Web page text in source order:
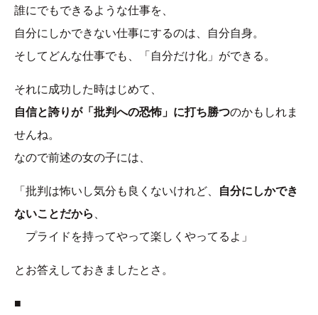
誰にでもできるような仕事を、
自分にしかできない仕事にするのは、自分自身。
そしてどんな仕事でも、「自分だけ化」ができる。
それに成功した時はじめて、
自信と誇りが「批判への恐怖」に打ち勝つのかもしれま
せんね。
なので前述の女の子には、
「批判は怖いし気分も良くないけれど、
自分にしかでき
ないことだから
プライドを持ってやって楽しくやってるよ」
とお答えしておきましたとさ。
■